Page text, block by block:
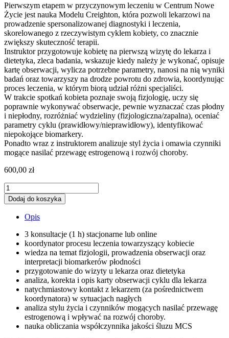
Pierwszym etapem w przyczynowym leczeniu w Centrum Nowe
Życie jest nauka Modelu Creighton, która pozwoli lekarzowi na
prowadzenie spersonalizowanej diagnostyki i leczenia,
skorelowanego z rzeczywistym cyklem kobiety, co znacznie
zwiększy skuteczność terapii.
Instruktor przygotowuje kobietę na pierwszą wizytę do lekarza i
dietetyka, zleca badania, wskazuje kiedy należy je wykonać, opisuje
kartę obserwacji, wylicza potrzebne parametry, nanosi na nią wyniki
badań oraz towarzyszy na drodze powrotu do zdrowia, koordynując
proces leczenia, w którym biorą udział różni specjaliści.
W trakcie spotkań kobieta poznaje swoją fizjologię, uczy się
poprawnie wykonywać obserwacje, pewnie wyznaczać czas płodny
i niepłodny, rozróżniać wydzieliny (fizjologiczna/zapalna), oceniać
parametry cyklu (prawidłowy/nieprawidłowy), identyfikować
niepokojące biomarkery.
Ponadto wraz z instruktorem analizuje styl życia i omawia czynniki
mogące nasilać przewagę estrogenową i rozwój choroby.
600,00 zł
ilość
ENDOMETRIOZA
-
leczenia
konsultacje
koordynatorem,
instruktorem
Modelu
Creighton
Dodaj do koszyka
Opis
3 konsultacje (1 h) stacjonarne lub online
koordynator procesu leczenia towarzyszący kobiecie
wiedza na temat fizjologii, prowadzenia obserwacji oraz
interpretacji biomarkerów płodności
przygotowanie do wizyty u lekarza oraz dietetyka
analiza, korekta i opis karty obserwacji cyklu dla lekarza
natychmiastowy kontakt z lekarzem (za pośrednictwem
koordynatora) w sytuacjach nagłych
analiza stylu życia i czynników mogących nasilać przewagę
estrogenową i wpływać na rozwój choroby.
nauka obliczania współczynnika jakości śluzu MCS